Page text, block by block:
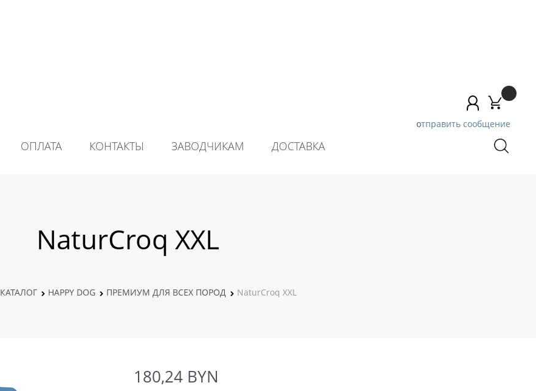
отправить сообщение
ОПЛАТА КОНТАКТЫ ЗАВОДЧИКАМ ДОСТАВКА
NaturCroq XXL
КАТАЛОГ HAPPY DOG ПРЕМИУМ ДЛЯ ВСЕХ ПОРОД NaturCroq XXL
180,24 BYN